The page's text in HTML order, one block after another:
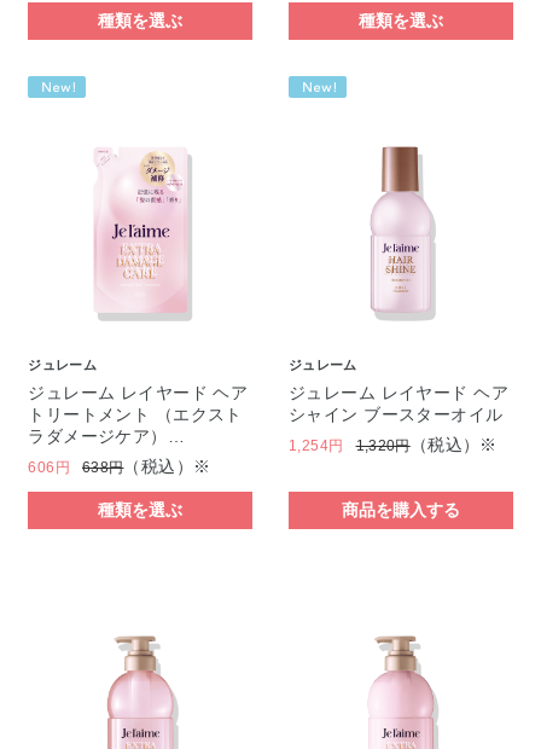
種類を選ぶ 種類を選ぶ
ジュレーム
ジュレーム レイヤード ヘア
トリートメント （エクスト
ラダメージケア）…
606円 638円（税込）※
種類を選ぶ
ジュレーム
ジュレーム レイヤード ヘア
シャイン ブースターオイル
1,254円 1,320円（税込）※
商品を購入する